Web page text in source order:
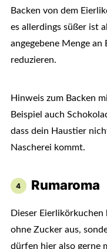
Backen von dem
es allerdings süßer ist
angegebene Menge
reduzieren.
Hinweis zum Backen
Beispiel auch
dass dein Haustier
Nascherei kommt.
Rumaroma
Dieser
ohne Zucker aus,
dürfen hier also gerne